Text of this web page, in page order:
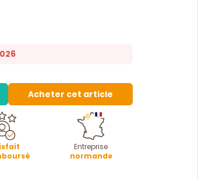
Acheter cet article
Entreprise
normande